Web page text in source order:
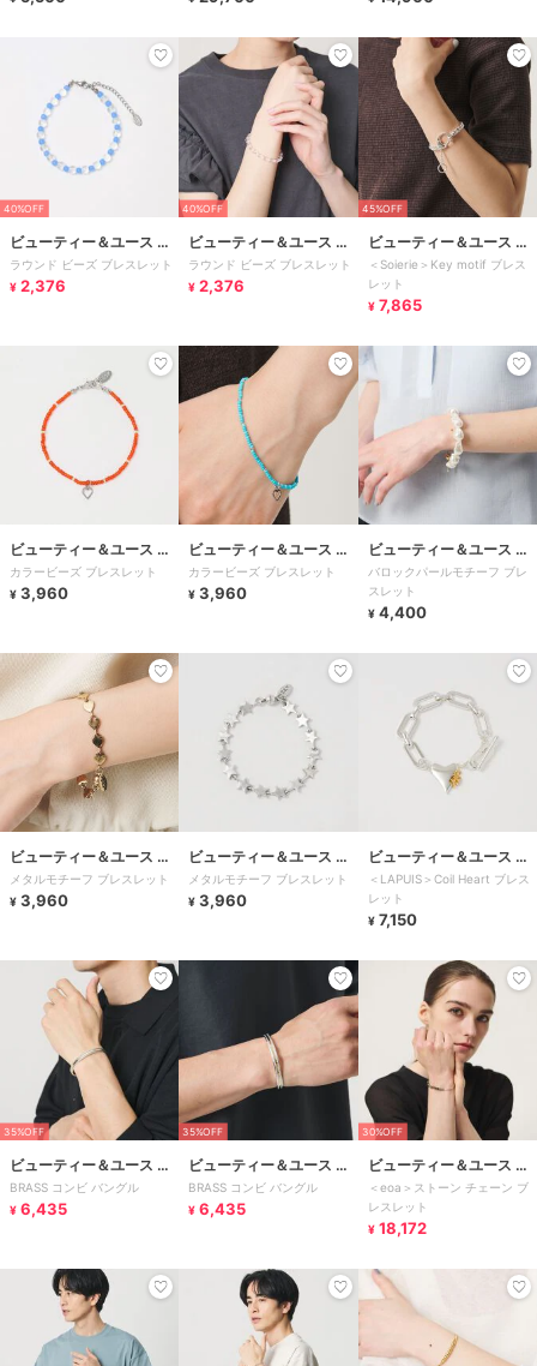
40%OFF
ビューティー＆ユース ユ
ナイテッドアローズ
ラウンド ビーズ ブレスレット
¥ 2,376
40%OFF
ビューティー＆ユース ユ
ナイテッドアローズ
ラウンド ビーズ ブレスレット
¥ 2,376
45%OFF
ビューティー＆ユース ユ
ナイテッドアローズ
＜Soierie＞Key motif ブレス
レット
¥ 7,865
ビューティー＆ユース ユ
ナイテッドアローズ
カラービーズ ブレスレット
¥ 3,960
ビューティー＆ユース ユ
ナイテッドアローズ
カラービーズ ブレスレット
¥ 3,960
ビューティー＆ユース ユ
ナイテッドアローズ
バロックパールモチーフ ブレ
スレット
¥ 4,400
ビューティー＆ユース ユ
ナイテッドアローズ
メタルモチーフ ブレスレット
¥ 3,960
ビューティー＆ユース ユ
ナイテッドアローズ
メタルモチーフ ブレスレット
¥ 3,960
ビューティー＆ユース ユ
ナイテッドアローズ
＜LAPUIS＞Coil Heart ブレス
レット
¥ 7,150
35%OFF
ビューティー＆ユース ユ
ナイテッドアローズ
BRASS コンビ バングル
¥ 6,435
35%OFF
ビューティー＆ユース ユ
ナイテッドアローズ
BRASS コンビ バングル
¥ 6,435
30%OFF
ビューティー＆ユース ユ
ナイテッドアローズ
＜eoa＞ストーン チェーン ブ
レスレット
¥ 18,172